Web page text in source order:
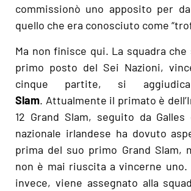
commissionò uno apposito per
quello che era conosciuto come
Ma non finisce qui. La squadra
primo posto del Sei Nazioni,
cinque partite, si
Slam. Attualmente il primato è
12 Grand Slam, seguito da
nazionale irlandese ha dovuto
prima del suo primo Grand Slam,
non è mai riuscita a vincerne uno.
invece, viene assegnato alla